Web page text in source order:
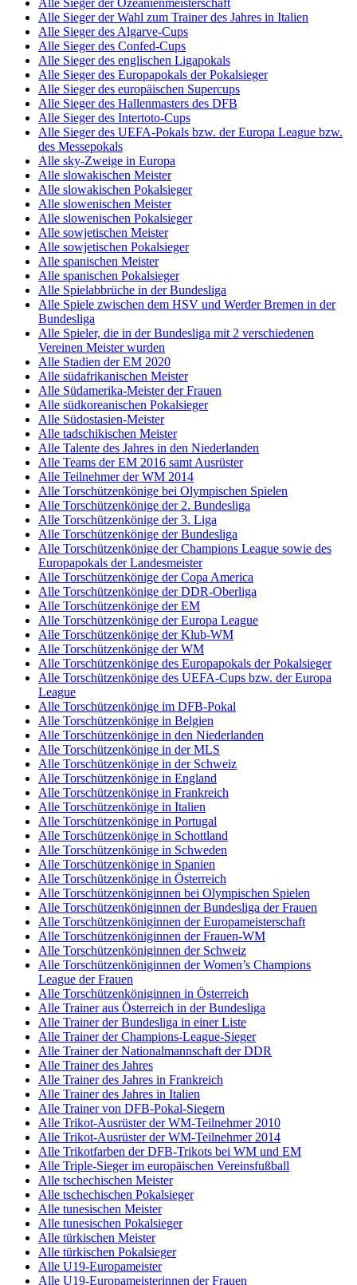
Alle Sieger der Wahl zum Trainer des Jahres in Italien
Alle Sieger des Algarve-Cups
Alle Sieger des Confed-Cups
Alle Sieger des englischen Ligapokals
Alle Sieger des Europapokals der Pokalsieger
Alle Sieger des europäischen Supercups
Alle Sieger des Hallenmasters des DFB
Alle Sieger des Intertoto-Cups
Alle Sieger des UEFA-Pokals bzw. der Europa League bzw.
des Messepokals
Alle sky-Zweige in Europa
Alle slowakischen Meister
Alle slowakischen Pokalsieger
Alle slowenischen Meister
Alle slowenischen Pokalsieger
Alle sowjetischen Meister
Alle sowjetischen Pokalsieger
Alle spanischen Meister
Alle spanischen Pokalsieger
Alle Spielabbrüche in der Bundesliga
Alle Spiele zwischen dem HSV und Werder Bremen in der
Bundesliga
Alle Spieler, die in der Bundesliga mit 2 verschiedenen
Vereinen Meister wurden
Alle Stadien der EM 2020
Alle südafrikanischen Meister
Alle Südamerika-Meister der Frauen
Alle südkoreanischen Pokalsieger
Alle Südostasien-Meister
Alle tadschikischen Meister
Alle Talente des Jahres in den Niederlanden
Alle Teams der EM 2016 samt Ausrüster
Alle Teilnehmer der WM 2014
Alle Torschützenkönige bei Olympischen Spielen
Alle Torschützenkönige der 2. Bundesliga
Alle Torschützenkönige der 3. Liga
Alle Torschützenkönige der Bundesliga
Alle Torschützenkönige der Champions League sowie des
Europapokals der Landesmeister
Alle Torschützenkönige der Copa America
Alle Torschützenkönige der DDR-Oberliga
Alle Torschützenkönige der EM
Alle Torschützenkönige der Europa League
Alle Torschützenkönige der Klub-WM
Alle Torschützenkönige der WM
Alle Torschützenkönige des Europapokals der Pokalsieger
Alle Torschützenkönige des UEFA-Cups bzw. der Europa
League
Alle Torschützenkönige im DFB-Pokal
Alle Torschützenkönige in Belgien
Alle Torschützenkönige in den Niederlanden
Alle Torschützenkönige in der MLS
Alle Torschützenkönige in der Schweiz
Alle Torschützenkönige in England
Alle Torschützenkönige in Frankreich
Alle Torschützenkönige in Italien
Alle Torschützenkönige in Portugal
Alle Torschützenkönige in Schottland
Alle Torschützenkönige in Schweden
Alle Torschützenkönige in Spanien
Alle Torschützenkönige in Österreich
Alle Torschützenköniginnen bei Olympischen Spielen
Alle Torschützenköniginnen der Bundesliga der Frauen
Alle Torschützenköniginnen der Europameisterschaft
Alle Torschützenköniginnen der Frauen-WM
Alle Torschützenköniginnen der Schweiz
Alle Torschützenköniginnen der Women’s Champions
League der Frauen
Alle Torschützenköniginnen in Österreich
Alle Trainer aus Österreich in der Bundesliga
Alle Trainer der Bundesliga in einer Liste
Alle Trainer der Champions-League-Sieger
Alle Trainer der Nationalmannschaft der DDR
Alle Trainer des Jahres
Alle Trainer des Jahres in Frankreich
Alle Trainer des Jahres in Italien
Alle Trainer von DFB-Pokal-Siegern
Alle Trikot-Ausrüster der WM-Teilnehmer 2010
Alle Trikot-Ausrüster der WM-Teilnehmer 2014
Alle Trikotfarben der DFB-Trikots bei WM und EM
Alle Triple-Sieger im europäischen Vereinsfußball
Alle tschechischen Meister
Alle tschechischen Pokalsieger
Alle tunesischen Meister
Alle tunesischen Pokalsieger
Alle türkischen Meister
Alle türkischen Pokalsieger
Alle U19-Europameister
Alle U19-Europameisterinnen der Frauen